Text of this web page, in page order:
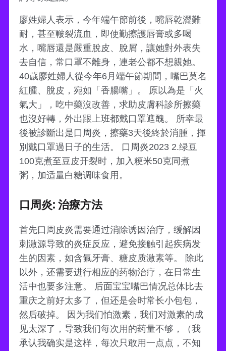
廖姓婦人表示，今年端午節前後，嘴唇乾澀難
耐，甚至皸裂流血，即使勤擦護唇膏或多喝
水，嘴唇還是嚴重脫皮、脫屑，讓她對外表失
去自信，常口罩不離身，連老公都不想親她。
40歲廖姓婦人從今年6月端午節期間，嘴巴莫名
紅腫、脫皮，宛如「香腸嘴」。 原以為是「火
氣大」，吃中藥沒改善，求助皮膚科診所擦藥
也沒好轉，外出跟上班都戴口罩遮醜。 所幸最
後被診斷出是口周炎，擦藥3天後終於消腫，揮
別戴口罩過日子的生活。 口周炎2023 2.绿豆
100克煮至豆皮开裂时，加入粳米50克同煮
粥，加适量白糖调味食用。
口周炎: 治療方法
首先口周皮炎需要通过消除诱因治疗，缓解因
刺激源导致的炎症反应，避免接触引起疾病发
生的因素，如含氟牙膏、糖皮质激素等。 除此
以外，还需要进行相应的药物治疗，在日常生
活中也要多注意。 后面宝宝嘴巴情况总体比去
重庆之前好太多了，但还是会时常长小包包，
然后破掉。 因为我们怕激素，我们对激素的成
见太深了，导致我们每次用的药量不够，（我
承认我确实是这样，每次只敢用一点点，不知